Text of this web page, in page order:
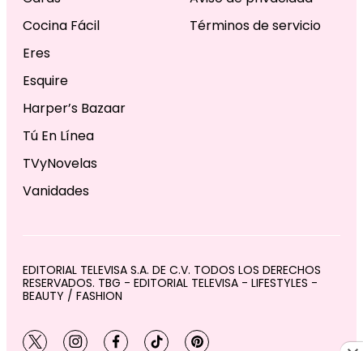
Cocina Fácil
Eres
Esquire
Harper’s Bazaar
Tú En Línea
TVyNovelas
Vanidades
Términos de servicio
EDITORIAL TELEVISA S.A. DE C.V. TODOS LOS DERECHOS
RESERVADOS. TBG - EDITORIAL TELEVISA - LIFESTYLES -
BEAUTY / FASHION